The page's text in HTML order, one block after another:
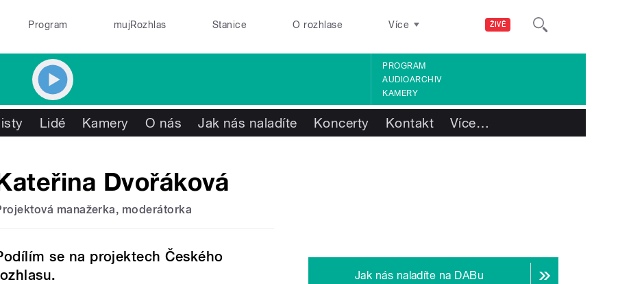
ŽIVĚ
Program mujRozhlas Stanice O rozhlase Více
PROGRAM
AUDIOARCHIV
KAMERY
Lidé Kamery O nás Jak nás naladíte Koncerty Kontakt Více…
Dvořáková
manažerka, moderátorka
se na projektech Českého
Jak nás naladíte na DABu